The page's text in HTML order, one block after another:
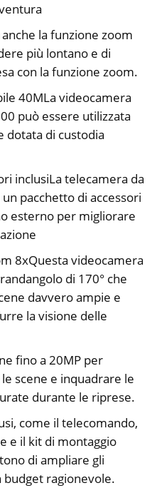
la funzione zoom
più lontano e di
con la funzione zoom.
40MLa videocamera
può essere utilizzata
dotata di custodia
inclusiLa telecamera da
pacchetto di accessori
esterno per migliorare
8xQuesta videocamera
di 170° che
davvero ampie e
la visione delle
fino a 20MP per
scene e inquadrare le
durante le riprese.
come il telecomando,
e il kit di montaggio
di ampliare gli
budget ragionevole.